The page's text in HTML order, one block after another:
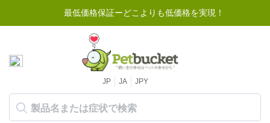
最低価格保証ーどこよりも低価格を実現！
JP JA JPY